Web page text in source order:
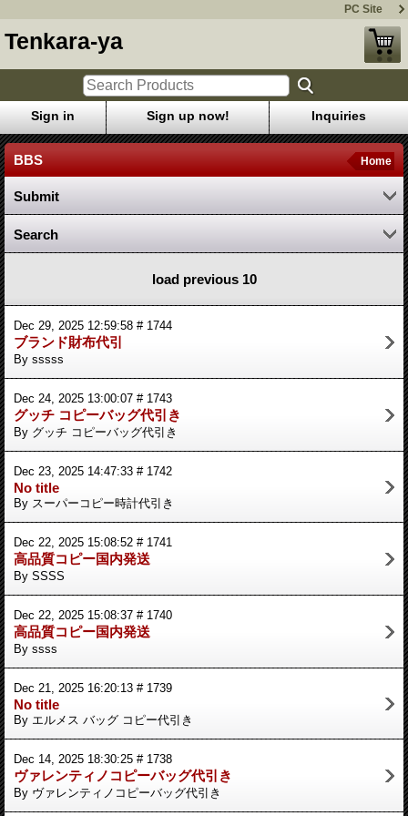
PC Site
Tenkara-ya
Sign in Sign up now! Inquiries
BBS Home
Submit
Search
load previous 10
Dec 29, 2025 12:59:58 # 1744
ブランド財布代引
By sssss
Dec 24, 2025 13:00:07 # 1743
グッチ コピーバッグ代引き
By グッチ コピーバッグ代引き
Dec 23, 2025 14:47:33 # 1742
No title
By スーパーコピー時計代引き
Dec 22, 2025 15:08:52 # 1741
高品質コピー国内発送
By SSSS
Dec 22, 2025 15:08:37 # 1740
高品質コピー国内発送
By ssss
Dec 21, 2025 16:20:13 # 1739
No title
By エルメス バッグ コピー代引き
Dec 14, 2025 18:30:25 # 1738
ヴァレンティノコピーバッグ代引き
By ヴァレンティノコピーバッグ代引き